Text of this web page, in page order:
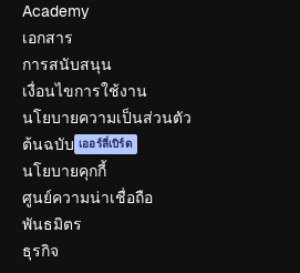
Academy
เอกสาร
การสนับสนุน
เงื่อนไขการใช้งาน
นโยบายความเป็นส่วนตัว
ต้นฉบับ เออร์ลี่เบิร์ด
นโยบายคุกกี้
ศูนย์ความน่าเชื่อถือ
พันธมิตร
ธุรกิจ